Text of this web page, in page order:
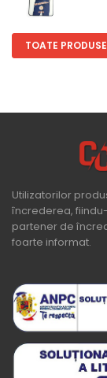
TOATE
Utilizatorilor
încrederea,
partener de
foarte informat.